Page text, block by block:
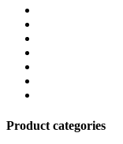
Product categories